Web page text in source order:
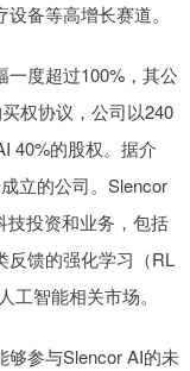
备等高增长赛道。
度超过100%，其公
权协议，公司以240
40%的股权。据介
立的公司。Slencor
技投资和业务，包括
反馈的强化学习（RL
工智能相关市场。
参与Slencor AI的未